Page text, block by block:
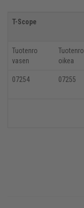
T-Scope
Tuotenro
vasen
Tuotenro
oikea
07254 07255